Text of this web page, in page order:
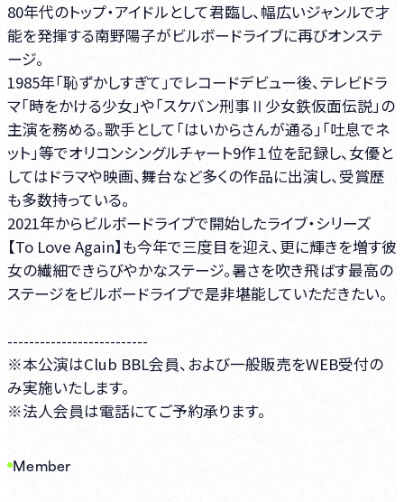
80年代のトップ・アイドルとして君臨し、幅広いジャンルで才
能を発揮する南野陽子がビルボードライブに再びオンステ
ージ。
1985年「恥ずかしすぎて」でレコードデビュー後、テレビドラ
マ「時をかける少女」や「スケバン刑事Ⅱ少女鉄仮面伝説」の
主演を務める。歌手として「はいからさんが通る」「吐息でネ
ット」等でオリコンシングルチャート9作１位を記録し、女優と
してはドラマや映画、舞台など多くの作品に出演し、受賞歴
も多数持っている。
2021年からビルボードライブで開始したライブ・シリーズ
【To Love Again】も今年で三度目を迎え、更に輝きを増す彼
女の繊細できらびやかなステージ。暑さを吹き飛ばす最高の
ステージをビルボードライブで是非堪能していただきたい。
--------------------------
※本公演はClub BBL会員、および一般販売をWEB受付の
み実施いたします。
※法人会員は電話にてご予約承ります。
Member